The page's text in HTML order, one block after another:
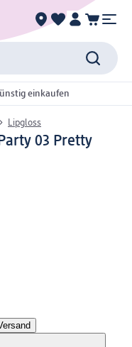
einkaufen
Lipgloss
03 Pretty